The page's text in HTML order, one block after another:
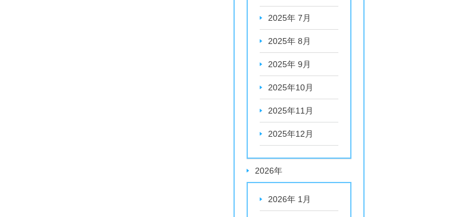
2025年 7月
2025年 8月
2025年 9月
2025年10月
2025年11月
2025年12月
2026年
2026年 1月